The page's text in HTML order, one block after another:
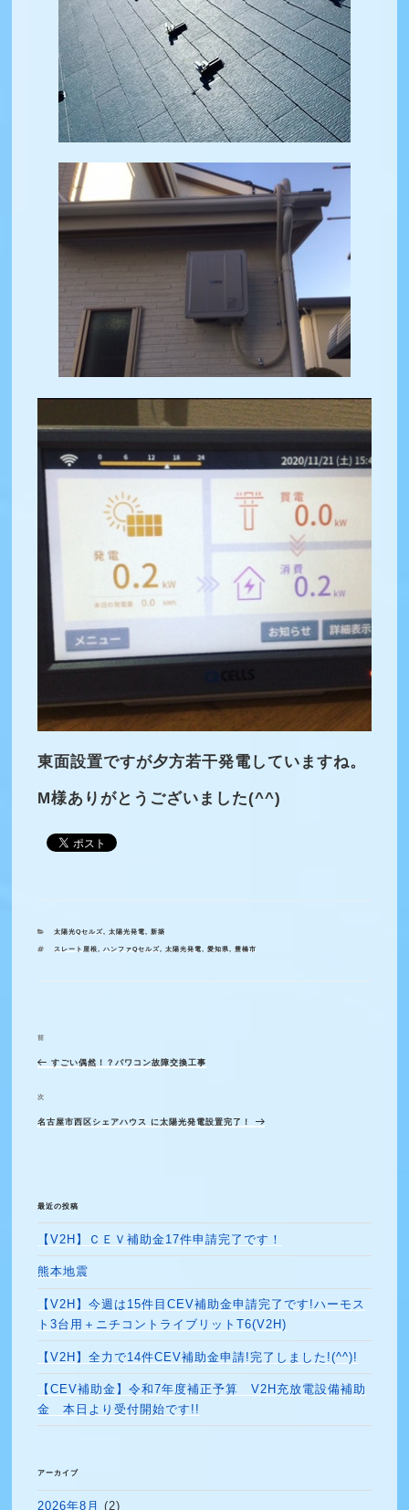
東面設置ですが夕方若干発電していますね。
M様ありがとうございました(^^)
カ
ゴ
太陽光Qセルズ, 太陽光発電 新築
タ
スレート屋根 ハンファQセルズ, 太陽光発電 愛知県 豊橋市
投
稿
ゲ
ン
過
去
前
すごい偶然！？パワコン故障交換工事
次
の
次
名古屋市西区シェアハウス に太陽光発電設置完了！
最近の投稿
【V2H】ＣＥＶ補助金17件申請完了です！
熊本地震
【V2H】今週は15件目CEV補助金申請完了です!ハーモス
ト3台用＋ニチコントライブリットT6(V2H)
【V2H】全力で14件CEV補助金申請!完了しました!(^^)!
【CEV補助金】令和7年度補正予算 V2H充放電設備補助
金 本日より受付開始です!!
アーカイブ
2026年8月 (2)